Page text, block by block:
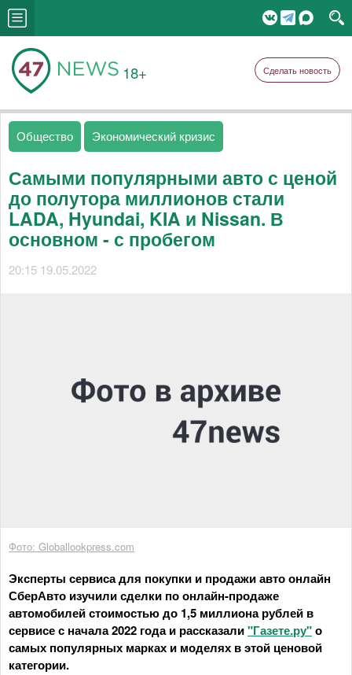
18+ Сделать новость
Общество Экономический кризис
Самыми популярными авто с ценой
до полутора миллионов стали
LADA, Hyundai, KIA и Nissan. В
основном - с пробегом
20:15 19.05.2022
Фото: Globallookpress.com
Эксперты сервиса для покупки и продажи авто онлайн
СберАвто изучили сделки по онлайн-продаже
автомобилей стоимостью до 1,5 миллиона рублей в
сервисе с начала 2022 года и рассказали"Газете.ру"о
самых популярных марках и моделях в этой ценовой
категории.